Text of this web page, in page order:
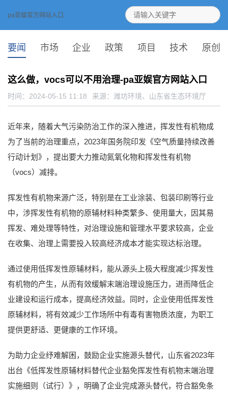
pa亚娱官方网站入口
要闻 市场 企业 政策 项目 技术 原创
这么做，vocs可以不用治理-pa亚娱官方网站入口
时间：2024-05-15 11:18 来源： 潍坊环境、山东省生态环境厅
近年来，随着大气污染防治工作的深入推进，挥发性有机物成
为了当前的治理重点，2023年国务院印发《空气质量持续改善
行动计划》，提出要大力推动氮氧化物和挥发性有机物
（vocs）减排。
挥发性有机物来源广泛，特别是在工业涂装、包装印刷等行业
中，涉挥发性有机物的原辅材料种类繁多、使用量大，因其易
挥发、难处理等特性，对治理设施和管理水平要求较高，企业
在收集、治理上需要投入较高经济成本才能实现达标治理。
通过使用低挥发性原辅材料，能从源头上极大程度减少挥发性
有机物的产生，从而有效缓解末端治理设施压力，进而降低企
业建设和运行成本，提高经济效益。同时，企业使用低挥发性
原辅材料，将有效减少工作场所中有毒有害物质浓度，为职工
提供更舒适、更健康的工作环境。
为助力企业纾难解困，鼓励企业实施源头替代，山东省2023年
出台《低挥发性原辅材料替代企业豁免挥发性有机物末端治理
实施细则（试行）》，明确了企业完成源头替代，符合豁免条